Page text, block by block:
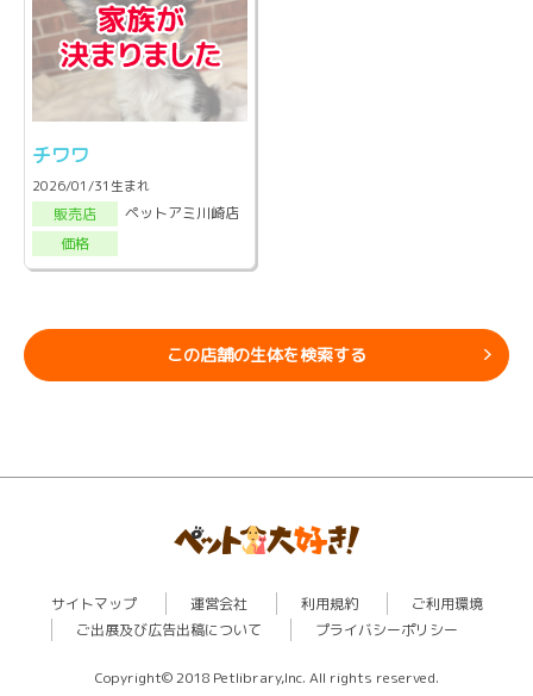
チワワ
2026/01/31生まれ
販売店
ペットアミ川崎店
価格
この店舗の生体を検索する
サイトマップ 運営会社 利用規約
ご利用環境
ご出展及び広告出稿について
プライバシーポリシー
Copyright© 2018 Petlibrary,Inc. All rights reserved.